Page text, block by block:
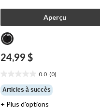
Aperçu
24,99 $
0.0 (0)
étoile(s)
sur
5.
Articles à succès
+ Plus d'options